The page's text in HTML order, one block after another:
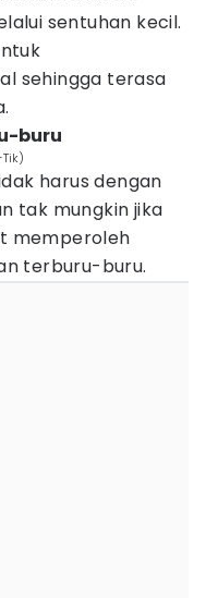
sentuhan kecil.
sehingga terasa
buru
harus dengan
tak mungkin jika
memperoleh
terburu-buru.